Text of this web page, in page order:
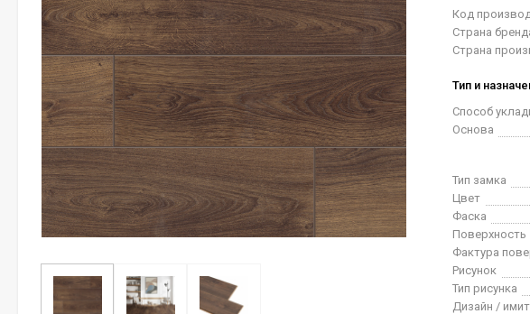
Код
Страна
Страна
Тип и
Способ
Основа
Тип замка
Цвет
Фаска
Поверхность
Фактура
Рисунок
Тип рисунка
Дизайн /